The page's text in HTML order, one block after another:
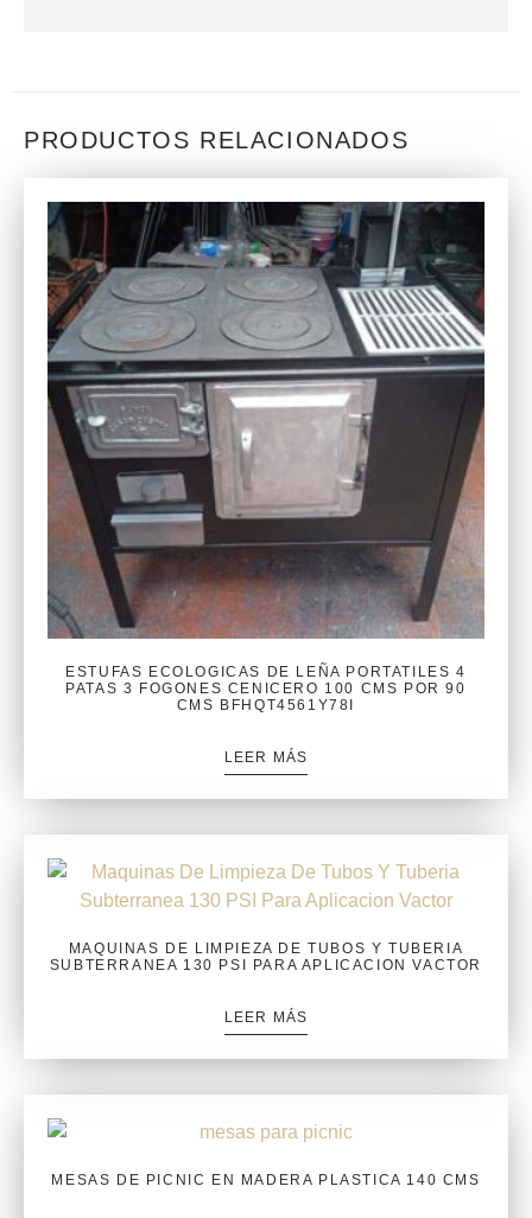
PRODUCTOS RELACIONADOS
ESTUFAS ECOLOGICAS DE LEÑA PORTATILES 4
PATAS 3 FOGONES CENICERO 100 CMS POR 90
CMS BFHQT4561Y78I
LEER MÁS
MAQUINAS DE LIMPIEZA DE TUBOS Y TUBERIA
SUBTERRANEA 130 PSI PARA APLICACION VACTOR
LEER MÁS
MESAS DE PICNIC EN MADERA PLASTICA 140 CMS